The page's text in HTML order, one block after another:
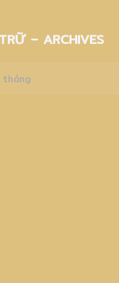
– ARCHIVES